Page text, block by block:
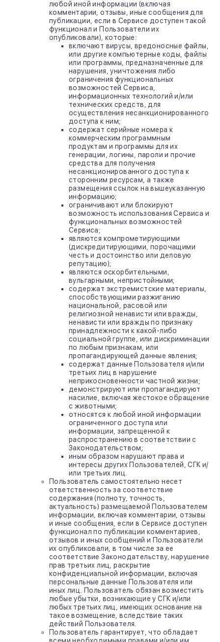
любой иной информации (включая
комментарии, отзывы, иные сообщения для
публикации, если в Сервисе доступен такой
функционал и Пользователи их
опубликовали), которые:
включают вирусы, вредоносные файлы,
или другие компьютерные коды, файлы
или программы, предназначенные для
нарушения, уничтожения либо
ограничения функциональных
возможностей Сервиса,
информационных технологий и/или
технических средств, для
осуществления несанкционированного
доступа к ним;
содержат серийные номера к
коммерческим программным
продуктам и программы для их
генерации, логины, пароли и прочие
средства для получения
несанкционированного доступа к
сторонним ресурсам, а также
размещения ссылок на вышеуказанную
информацию;
ограничивают или блокируют
возможность использования Сервиса и
функциональных возможностей
Сервиса;
являются компрометирующими
(дискредитирующими, порочащими
честь и достоинство или деловую
репутацию);
являются оскорбительными,
вульгарными, непристойными;
содержат экстремистские материалы,
способствующими разжиганию
национальной, расовой или
религиозной ненависти или вражды,
ненависти или вражды по признаку
принадлежности к какой-либо
социальной группе, или дискриминации
по любым признакам, или
пропагандирующей данные явления;
содержат данные Пользователя и/или
третьих лиц в нарушение
неприкосновенности частной жизни;
демонстрируют или пропагандируют
насилие, включая жестокое обращение
с животными;
относятся к любой иной информации
ограниченного доступа или
информации, запрещенной к
распространению в соответствии с
Законодательством;
иным образом нарушают права и
интересы других Пользователей, СГК и/
или третьих лиц.
Пользователь самостоятельно несет
ответственность за соответствие
содержания (полноту, точность,
актуальность) размещаемой Пользователем
информации, включая комментарии, отзывы
и иные сообщения, если в Сервисе доступен
функционал по публикации комментариев,
отзывов и иных сообщений и Пользователи
их опубликовали, в том числе за ее
соответствие Законодательству, нарушение
прав третьих лиц, раскрытие
конфиденциальной информации, включая
персональные данные Пользователя или
иных лиц. Пользователь обязан возместить
любые убытки, возникающие у СГК и/или
любых третьих лиц, имеющих основание на
такое возмещение, вследствие таких
действий Пользователя.
Пользователь гарантирует, что обладает